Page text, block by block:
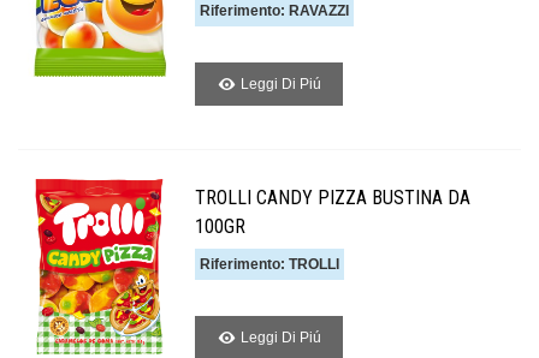
Riferimento: RAVAZZI
Leggi Di Piú
TROLLI CANDY PIZZA BUSTINA DA
100GR
Riferimento: TROLLI
Leggi Di Piú